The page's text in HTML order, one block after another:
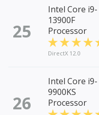
25
Intel Core i9-
13900F
Processor
DirectX 12.0
26
Intel Core i9-
9900KS
Processor